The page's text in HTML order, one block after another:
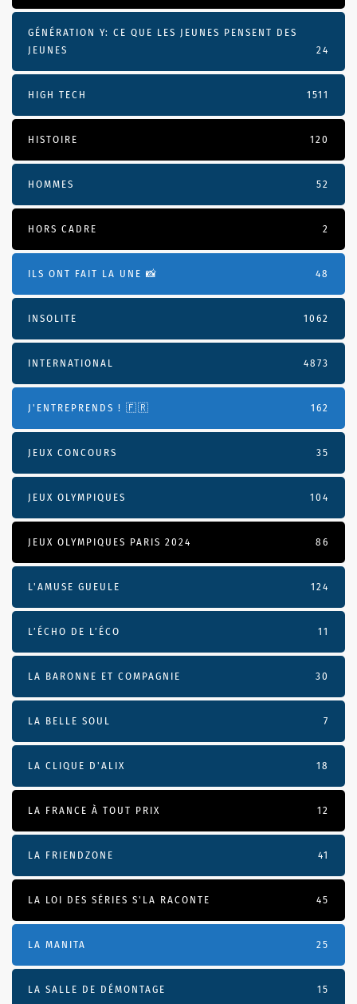
GÉNÉRATION Y: CE QUE LES JEUNES PENSENT DES
JEUNES
24
HIGH TECH 1511
HISTOIRE 120
HOMMES 52
HORS CADRE 2
ILS ONT FAIT LA UNE 📸 48
INSOLITE 1062
INTERNATIONAL 4873
J'ENTREPRENDS ! 🇫🇷 162
JEUX CONCOURS 35
JEUX OLYMPIQUES 104
JEUX OLYMPIQUES PARIS 2024 86
L'AMUSE GUEULE 124
L’ÉCHO DE L’ÉCO 11
LA BARONNE ET COMPAGNIE 30
LA BELLE SOUL 7
LA CLIQUE D'ALIX 18
LA FRANCE À TOUT PRIX 12
LA FRIENDZONE 41
LA LOI DES SÉRIES S'LA RACONTE 45
LA MANITA 25
LA SALLE DE DÉMONTAGE 15